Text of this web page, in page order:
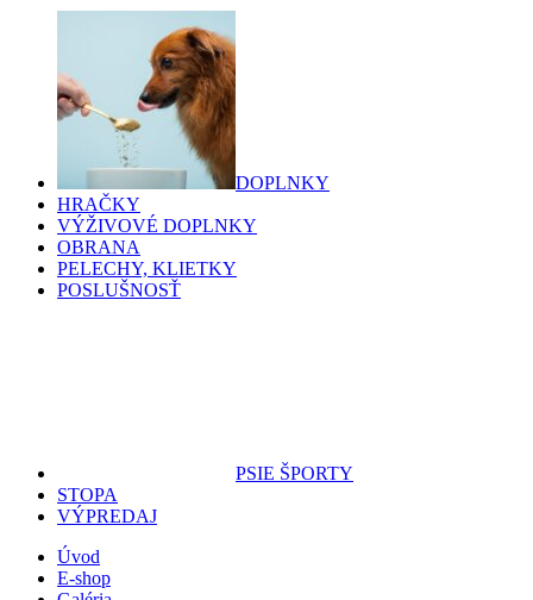
DOPLNKY
HRAČKY
VÝŽIVOVÉ DOPLNKY
OBRANA
PELECHY, KLIETKY
POSLUŠNOSŤ
PSIE ŠPORTY
STOPA
VÝPREDAJ
Úvod
E-shop